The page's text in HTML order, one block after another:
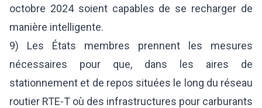
octobre 2024 soient capables de se recharger de
manière intelligente.
9) Les États membres prennent les mesures
nécessaires pour que, dans les aires de
stationnement et de repos situées le long du réseau
routier RTE-T où des infrastructures pour carburants